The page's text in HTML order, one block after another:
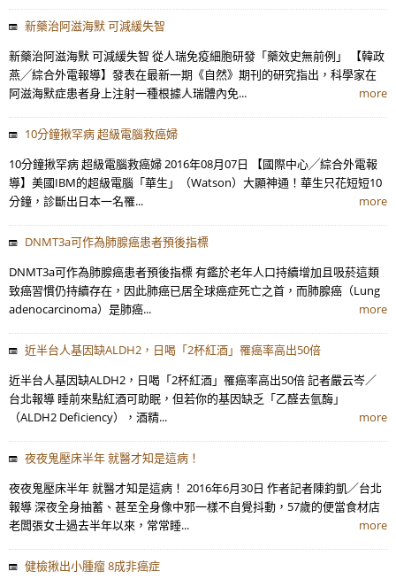
新藥治阿滋海默 可減緩失智
新藥治阿滋海默 可減緩失智 從人瑞免疫細胞研發「藥效史無前例」 【韓政
燕╱綜合外電報導】發表在最新一期《自然》期刊的研究指出，科學家在
阿滋海默症患者身上注射一種根據人瑞體內免...
more
10分鐘揪罕病 超級電腦救癌婦
10分鐘揪罕病 超級電腦救癌婦 2016年08月07日 【國際中心╱綜合外電報
導】美國IBM的超級電腦「華生」（Watson）大顯神通！華生只花短短10
分鐘，診斷出日本一名罹...
more
DNMT3a可作為肺腺癌患者預後指標
DNMT3a可作為肺腺癌患者預後指標 有鑑於老年人口持續增加且吸菸這類
致癌習慣仍持續存在，因此肺癌已居全球癌症死亡之首，而肺腺癌（Lung
adenocarcinoma）是肺癌...
more
近半台人基因缺ALDH2，日喝「2杯紅酒」罹癌率高出50倍
近半台人基因缺ALDH2，日喝「2杯紅酒」罹癌率高出50倍 記者嚴云岑／
台北報導 睡前來點紅酒可助眠，但若你的基因缺乏「乙醛去氫酶」
（ALDH2 Deficiency），酒精...
more
夜夜鬼壓床半年 就醫才知是這病！
夜夜鬼壓床半年 就醫才知是這病！ 2016年6月30日 作者記者陳鈞凱／台北
報導 深夜全身抽蓄、甚至全身像中邪一樣不自覺抖動，57歲的便當食材店
老闆張女士過去半年以來，常常睡...
more
健檢揪出小腫瘤 8成非癌症